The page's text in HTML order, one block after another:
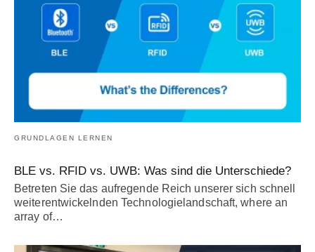
GRUNDLAGEN LERNEN
BLE vs. RFID vs. UWB: Was sind die Unterschiede?
Betreten Sie das aufregende Reich unserer sich schnell
weiterentwickelnden Technologielandschaft,where an
array of…